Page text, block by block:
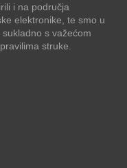
i na područja
elektronike, te smo u
s važećom
struke.